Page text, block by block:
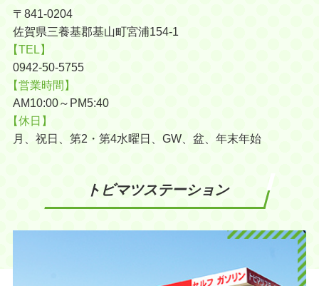
〒841-0204
佐賀県三養基郡基山町宮浦154-1
【TEL】
0942-50-5755
【営業時間】
AM10:00～PM5:40
【休日】
月、祝日、第2・第4水曜日、GW、盆、年末年始
トビマツステーション